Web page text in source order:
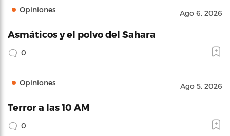
Opiniones Ago 6, 2026
Asmáticos y el polvo del Sahara
0
Opiniones Ago 5, 2026
Terror a las 10 AM
0